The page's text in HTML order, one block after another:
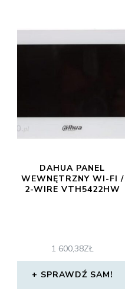
DAHUA PANEL
WEWNĘTRZNY WI-FI /
2-WIRE VTH5422HW
1 600,38ZŁ
SPRAWDŹ SAM!